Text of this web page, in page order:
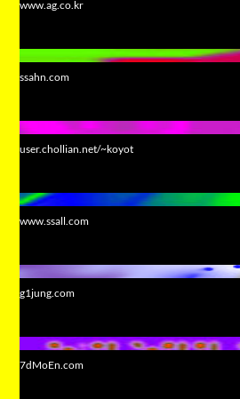
www.ag.co.kr
ssahn.com
user.chollian.net/~koyot
www.ssall.com
g1jung.com
7dMoEn.com